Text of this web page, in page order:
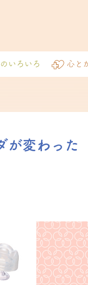
いろいろ 心と
が変わった